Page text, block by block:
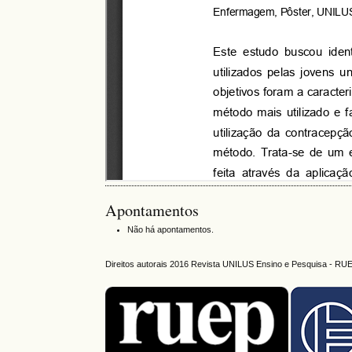
Apontamentos
Não há apontamentos.
Direitos autorais 2016 Revista UNILUS Ensino e Pesquisa -